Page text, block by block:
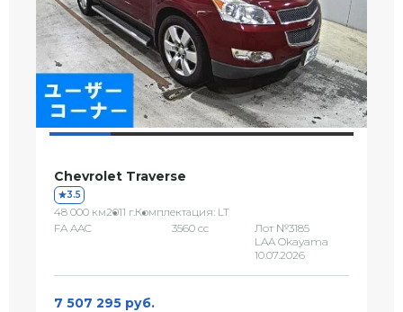
Chevrolet Traverse
3.5
48 000 км2011 г.Комплектация: LT
FA AAC
3560 сс
Лот №3185
LAA Okayama
10.07.2026
7 507 295 руб.